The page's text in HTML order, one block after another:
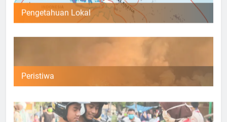
Pengetahuan Lokal
Peristiwa